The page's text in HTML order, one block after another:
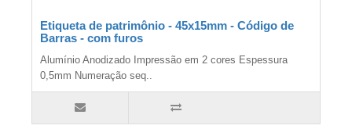
Etiqueta de patrimônio - 45x15mm - Código de
Barras - com furos
Alumínio Anodizado Impressão em 2 cores Espessura
0,5mm Numeração seq..